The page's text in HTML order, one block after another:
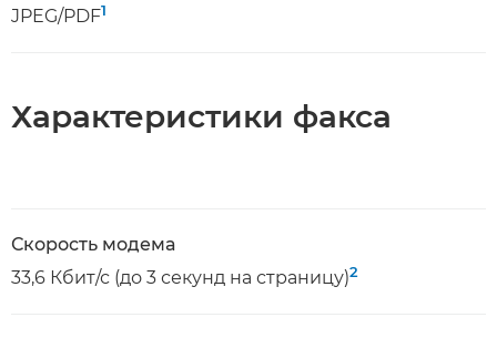
JPEG/PDF1
Характеристики факса
Скорость модема
33,6 Кбит/с (до 3 секунд на страницу)2